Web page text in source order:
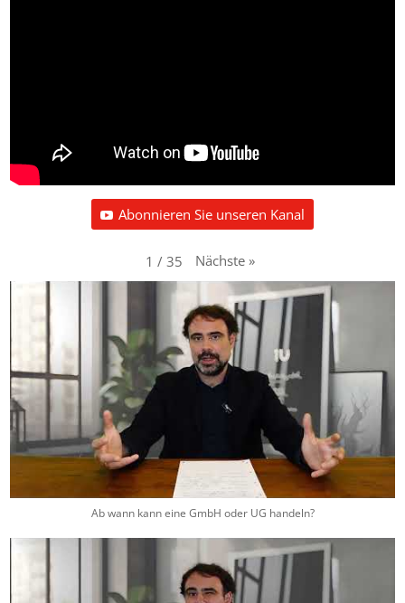
Abonnieren Sie unseren Kanal
1 / 35 Nächste »
Ab wann kann eine GmbH oder UG handeln?